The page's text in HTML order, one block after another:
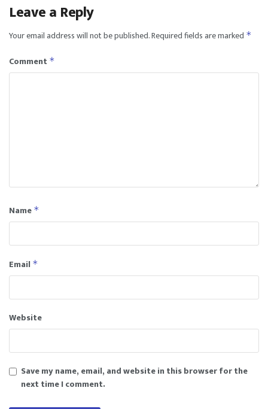
Leave a Reply
Your email address will not be published.Required fields are marked *
Comment *
Name *
Email *
Website
Save my name, email, and website in this browser for the
next time I comment.